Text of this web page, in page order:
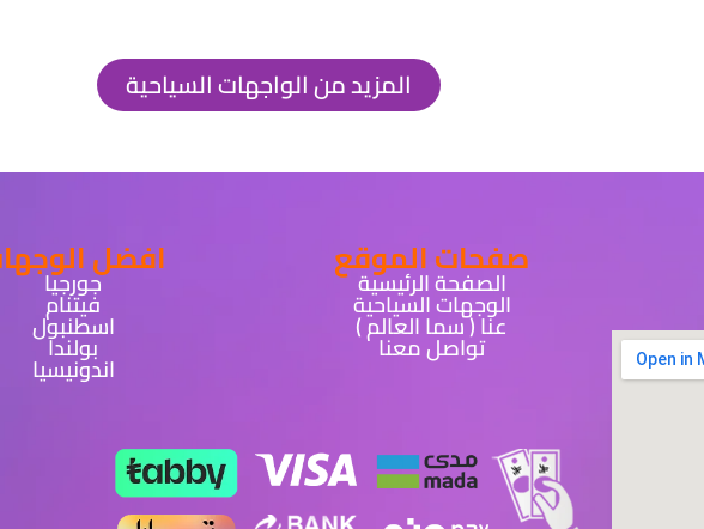
المزيد من الواجهات السياحية
صفحات الموقع
الصفحة الرئيسية
الوجهات السياحية
عنا ( سما العالم )
تواصل معنا
افضلجورجيا
فيتنام
اسطنبول
بولندا
اندونيسيا